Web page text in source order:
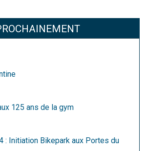
125 ans de la gym
: Initiation Bikepark aux Portes du